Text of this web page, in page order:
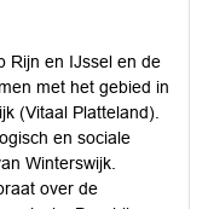
Rijn en IJssel en de
met het gebied in
(Vitaal Platteland).
en sociale
Winterswijk.
over de